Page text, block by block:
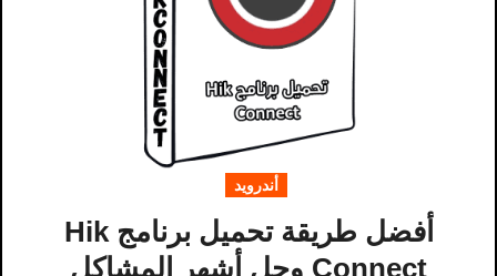
أندرويد
أفضل طريقة تحميل برنامج Hik
Connect وحل أشهر المشاكل